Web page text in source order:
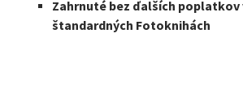
Zahrnuté bez ďalších poplatkov
štandardných Fotoknihách